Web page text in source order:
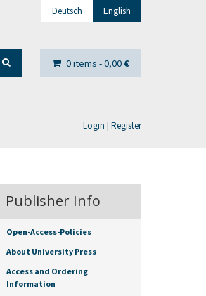
Deutsch English
0 items -0,00€
Login | Register
Publisher Info
Open-Access-Policies
About University Press
Access and Ordering
Information